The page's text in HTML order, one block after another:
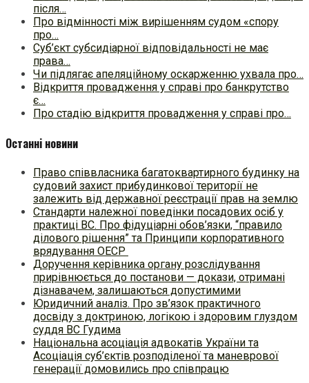
після…
Про відмінності між вирішенням судом «спору
про…
Суб’єкт субсидіарної відповідальності не має
права…
Чи підлягає апеляційному оскарженню ухвала про…
Відкриття провадження у справі про банкрутство
є…
Про стадію відкриття провадження у справі про…
Останні новини
Право співвласника багатоквартирного будинку на
судовий захист прибудинкової території не
залежить від державної реєстрації прав на землю
Стандарти належної поведінки посадових осіб у
практиці ВC. Про фідуціарні обов’язки, “правило
ділового рішення” та Принципи корпоративного
врядування ОЕСР
Доручення керівника органу розслідування
прирівнюється до постанови — докази, отримані
дізнавачем, залишаються допустимими
Юридичний аналіз. Про зв’язок практичного
досвіду з доктриною, логікою і здоровим глуздом
суддя ВС Гудима
Національна асоціація адвокатів України та
Асоціація суб’єктів розподіленої та маневрової
генерації домовились про співпрацю